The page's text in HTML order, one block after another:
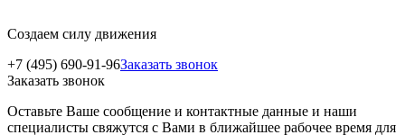
Создаем силу движения
+7 (495) 690-91-96Заказать звонок
Заказать звонок
Оставьте Ваше сообщение и контактные данные и наши
специалисты свяжутся с Вами в ближайшее рабочее время для